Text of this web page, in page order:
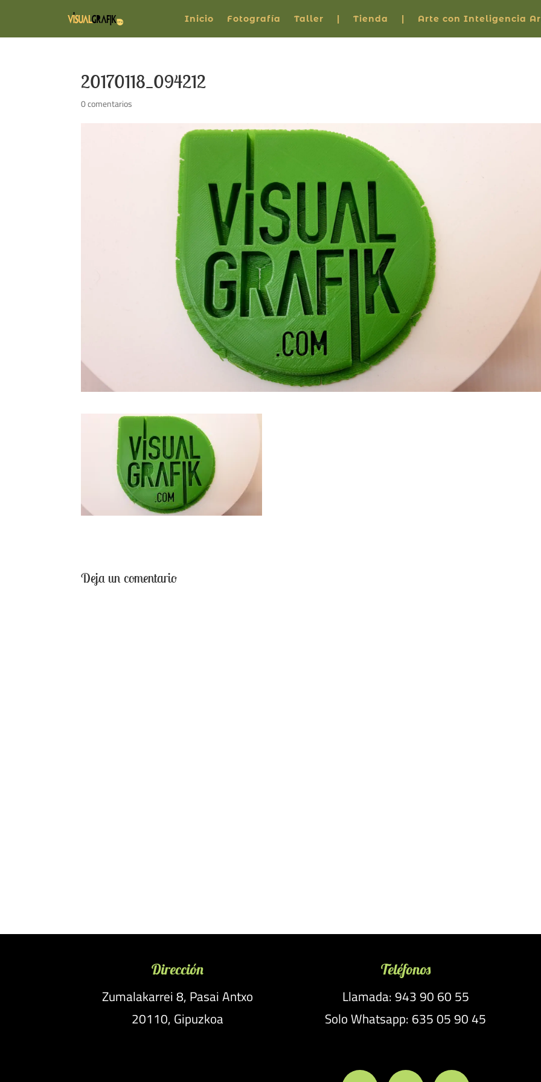
Inicio Fotografía Taller | Tienda | Arte con Inteligencia
20170118_094212
0 comentarios
Deja un comentario
Dirección
Zumalakarrei 8, Pasai Antxo
20110, Gipuzkoa
Teléfonos
Llamada: 943 90 60 55
Solo Whatsapp: 635 05 90 45